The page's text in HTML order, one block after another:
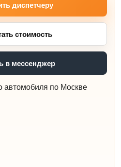
диспетчеру
стоимость
в мессенджер